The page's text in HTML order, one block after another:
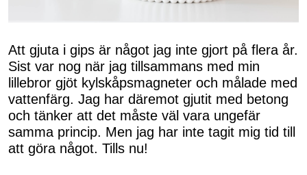
Att gjuta i gips är något jag inte gjort på flera år.
Sist var nog när jag tillsammans med min
lillebror gjöt kylskåpsmagneter och målade med
vattenfärg. Jag har däremot gjutit med betong
och tänker att det måste väl vara ungefär
samma princip. Men jag har inte tagit mig tid till
att göra något. Tills nu!